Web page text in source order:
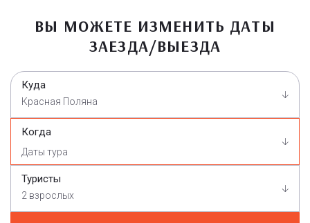
ВЫ МОЖЕТЕ ИЗМЕНИТЬ ДАТЫ
ЗАЕЗДА/ВЫЕЗДА
Куда
Красная Поляна
Когда
Туристы
2 взрослых